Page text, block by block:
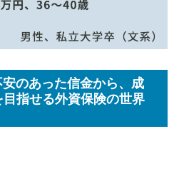
のあった信金から、成
指せる外資保険の世界